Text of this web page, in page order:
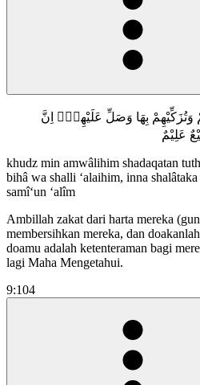
وَتُزَكِّيْهِمْ بِهَا وَصَلِّ عَلَيْهِمْۗ اِنَّ
عَلِيْمٌ
khudz min amwâlihim shadaqatan
bihâ wa shalli ‘alaihim, inna
samî‘un ‘alîm
Ambillah zakat dari harta mereka
membersihkan mereka, dan
doamu adalah ketenteraman bagi
lagi Maha Mengetahui.
9:104